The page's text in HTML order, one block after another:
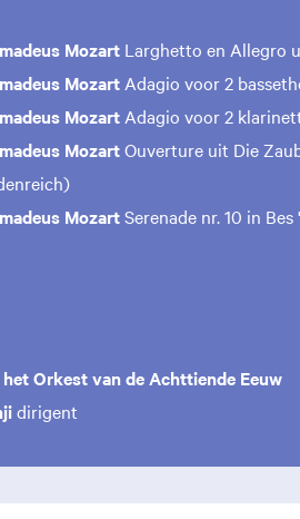
Mozart Larghetto en Allegro
Mozart Adagio voor 2
Mozart Adagio voor 2
MozartOuverture uit Die
MozartSerenade nr. 10 in
Orkest van de Achttiende Eeuw
dirigent